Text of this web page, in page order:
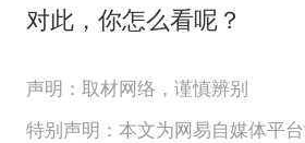
对此，你怎么看呢？
声明：取材网络，谨慎辨别
特别声明：本文为网易自媒体平